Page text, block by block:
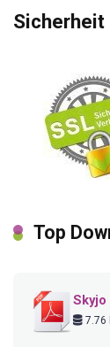
Sicherheit
Top
Skyjo
7.76